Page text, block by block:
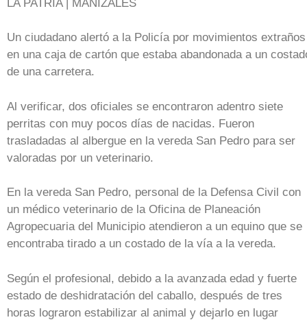
LA PATRIA | MANIZALES
Un ciudadano alertó a la Policía por movimientos extraños
en una caja de cartón que estaba abandonada a un
de una carretera.
Al verificar, dos oficiales se encontraron adentro siete
perritas con muy pocos días de nacidas. Fueron
trasladadas al albergue en la vereda San Pedro para ser
valoradas por un veterinario.
En la vereda San Pedro, personal de la Defensa Civil con
un médico veterinario de la Oficina de Planeación
Agropecuaria del Municipio atendieron a un equino que se
encontraba tirado a un costado de la vía a la vereda.
Según el profesional, debido a la avanzada edad y fuerte
estado de deshidratación del caballo, después de tres
horas lograron estabilizar al animal y dejarlo en lugar